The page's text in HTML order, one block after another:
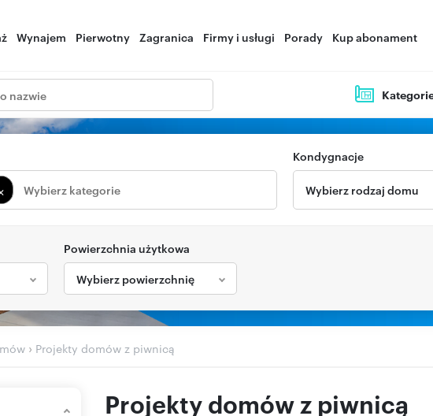
Wynajem Pierwotny Zagranica Firmy i usługi Porady Kup abonament
Kondygnacje
Wybierz rodzaj domu
Powierzchnia użytkowa
Wybierz powierzchnię
› Projekty domów z piwnicą
Projekty domów z piwnicą